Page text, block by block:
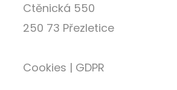
Ctěnická 550
250 73 Přezletice
Cookies | GDPR